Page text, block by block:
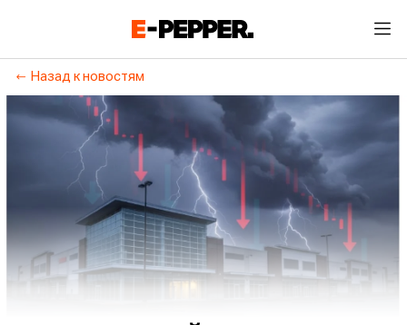
Назад к новостям